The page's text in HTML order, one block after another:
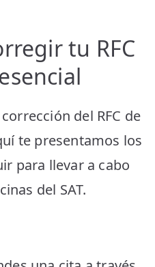
tu RFC
del RFC de
te presentamos los
para llevar a cabo
del SAT.